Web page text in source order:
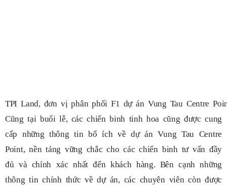
TPI Land, đơn vị phân phối F1 dự án Vung Tau Centre
Cũng tại buổi lễ, các chiến binh tinh hoa cũng được cung
cấp những thông tin bổ ích về dự án Vung Tau Centre
Point, nền tảng vững chắc cho các chiến binh tư vấn đầy
đủ và chính xác nhất đến khách hàng. Bên cạnh những
thông tin chính thức về dự án, các chuyên viên còn được